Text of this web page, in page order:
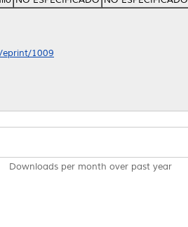
1009
Downloads per month over past year